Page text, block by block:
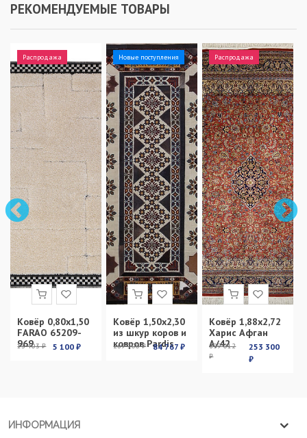
РЕКОМЕНДУЕМЫЕ ТОВАРЫ
Распродажа
Ковёр 0,80х1,50
FARAO 65209-
969
13 403 ₽ 5 100 ₽
Новые поступления
Ковёр 1,50х2,30
из шкур коров и
ковров Pardis
269 100 ₽ 84 767 ₽
Распродажа
Ковёр 1,88х2,72
Харис Афган
А/42
899 012
₽
253 300
₽
ИНФОРМАЦИЯ